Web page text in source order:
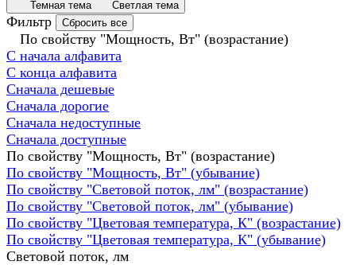
Темная тема Светлая тема
Фильтр Сбросить все
По свойству "Мощность, Вт" (возрастание)
С начала алфавита
С конца алфавита
Сначала дешевые
Сначала дорогие
Сначала недоступные
Сначала доступные
По свойству "Мощность, Вт" (возрастание)
По свойству "Мощность, Вт" (убывание)
По свойству "Световой поток, лм" (возрастание)
По свойству "Световой поток, лм" (убывание)
По свойству "Цветовая температура, К" (возрастание)
По свойству "Цветовая температура, К" (убывание)
Световой поток, лм